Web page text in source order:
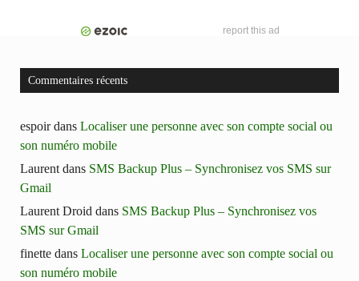
report this ad
Commentaires récents
espoirdans Localiser une personne avec son compte social ou
son numéro mobile
Laurent dans SMS Backup Plus – Synchronisez vos SMS sur
Gmail
Laurent Droid dans SMS Backup Plus – Synchronisez vos
SMS sur Gmail
finette dans Localiser une personne avec son compte social ou
son numéro mobile